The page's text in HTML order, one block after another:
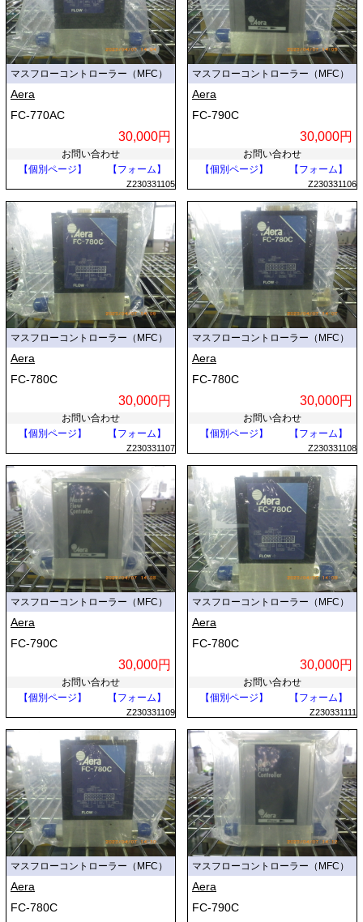
マスフローコントローラー（MFC）
Aera
FC-770AC
30,000円
お問い合わせ
【個別ページ】
【フォーム】
Z230331105
マスフローコントローラー（MFC）
Aera
FC-790C
30,000円
お問い合わせ
【個別ページ】
【フォーム】
Z230331106
マスフローコントローラー（MFC）
Aera
FC-780C
30,000円
お問い合わせ
【個別ページ】
【フォーム】
Z230331107
マスフローコントローラー（MFC）
Aera
FC-780C
30,000円
お問い合わせ
【個別ページ】
【フォーム】
Z230331108
マスフローコントローラー（MFC）
Aera
FC-790C
30,000円
お問い合わせ
【個別ページ】
【フォーム】
Z230331109
マスフローコントローラー（MFC）
Aera
FC-780C
30,000円
お問い合わせ
【個別ページ】
【フォーム】
Z230331111
マスフローコントローラー（MFC）
Aera
FC-780C
マスフローコントローラー（MFC）
Aera
FC-790C